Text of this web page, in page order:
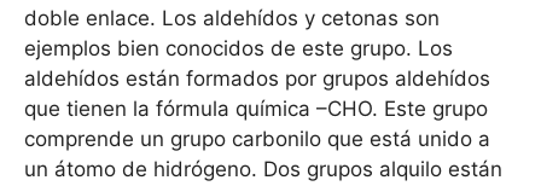
doble enlace. Los aldehídos y cetonas son
ejemplos bien conocidos de este grupo. Los
aldehídos están formados por grupos aldehídos
que tienen la fórmula química –CHO. Este grupo
comprende un grupo carbonilo que está unido a
un átomo de hidrógeno. Dos grupos alquilo están